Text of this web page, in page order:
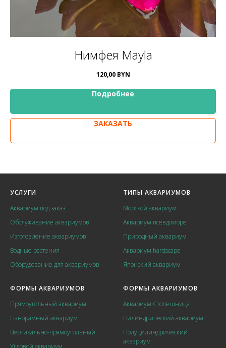
Нимфея Mayla
120,00 BYN
Подробнее
ЗАКАЗАТЬ
УСЛУГИ
Аквариум под заказ
Обслуживание аквариумов
Изготовление аквариумов
Водные растения
Оборудование для аквариумов
ТИПЫ АКВАРИУМОВ
Морской аквариум
Аквариум псевдоморе
Природный аквариум
Аквариум hardscape
Японский аквариум
ФОРМЫ АКВАРИУМОВ
Прямоугольный аквариум
Панорамный аквариум
Вертикально-прямоугольный
Угловой аквариум
ФОРМЫ АКВАРИУМОВ
Аквариум Столешница
Цилиндрический аквариум
Полуцилиндрический
аквариум